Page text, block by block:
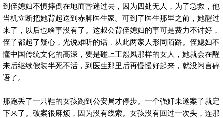
到侄媳妇不慎摔倒在地而昏迷过去，因为四处无人，为了急救，他
当机立断把她背起送到赤脚医生家。可到了医生那里之前，她醒过
来了，以后也啥事没有了。这叔公背侄媳妇的事可是费力不讨好，
侄子都起了疑心，光说难听的话，从此两家人形同陌路。侄媳妇不
懂中国传统文化的高深，要是碰上王熙凤那样的女人，她就会在醒
来后继续假装半死不活，到医生那里后再慢慢好起来，就没闲言碎
语了。
那跑丢了一只鞋的女孩跑到公安局才停步。一个强奸未遂案子就定
下来了。破案很麻烦，因为没有线索。女孩没有回过一次头，连那